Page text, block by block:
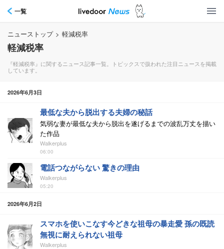
一覧
ニューストップ > 軽減税率
軽減税率
『軽減税率』に関するニュース記事一覧。トピックスで扱われた注目ニュースを掲載
しています。
2026年6月3日
最低な夫から脱出する夫婦の秘話
気弱な妻が最低な夫から脱出を遂げるまでの波乱万丈を描い
た作品
Walkerplus
06:00
電話つながらない 驚きの理由
Walkerplus
05:20
2026年6月2日
スマホを使いこなす今どきな祖母の暴走愛 孫の既読
無視に耐えられない祖母
Walkerplus